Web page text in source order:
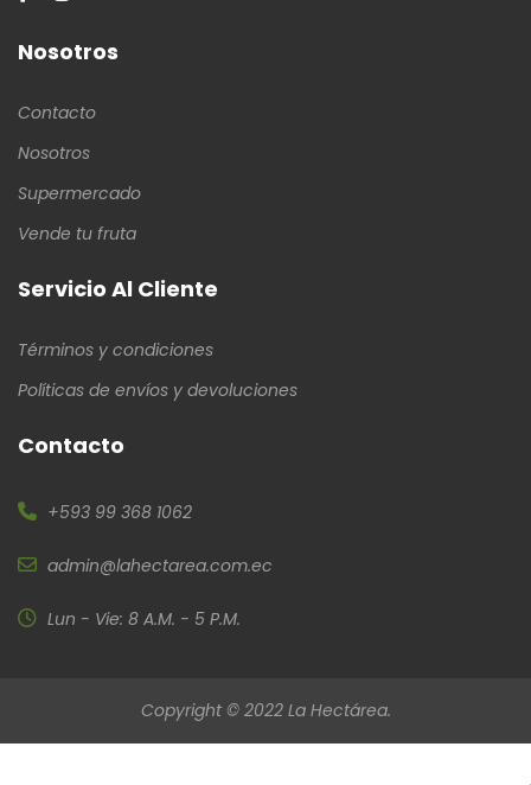
Nosotros
Contacto
Nosotros
Supermercado
Vende tu fruta
Servicio Al Cliente
Términos y condiciones
Políticas de envíos y devoluciones
Contacto
+593 99 368 1062
admin@lahectarea.com.ec
Lun - Vie: 8 A.M. - 5 P.M.
Copyright © 2022 La Hectárea.